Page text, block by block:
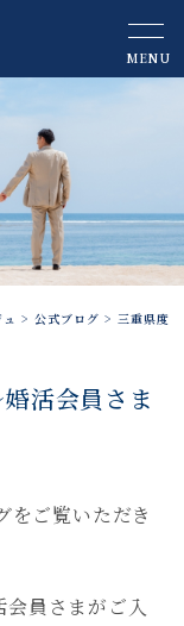
MENU
> 公式ブログ > 三重県度
活会員さま
をご覧いただき
会員さまがご入